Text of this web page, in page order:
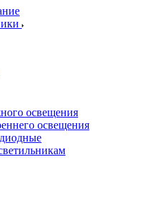
освещения
освещения